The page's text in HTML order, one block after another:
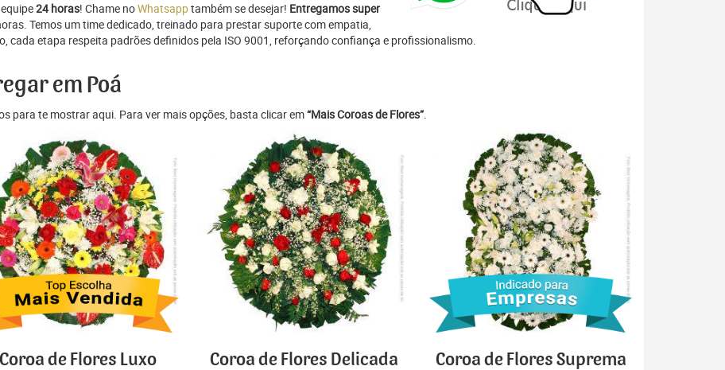
24 horas! Chame noWhatsapptambém se desejar! Entregamos super
Temos um time dedicado, treinado para prestar suporte com empatia,
cada etapa respeita padrões definidos pela ISO 9001, reforçando confiança e profissionalismo.
em Poá
para te mostrar aqui. Para ver mais opções, basta clicar em“Mais Coroas de Flores”.
Coroa de Flores Luxo
Coroa de Flores Delicada
Coroa de Flores Suprema